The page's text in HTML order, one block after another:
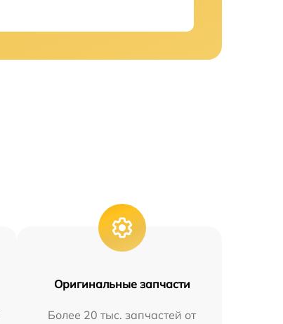
Оригинальные запчасти
Более 20 тыс. запчастей от